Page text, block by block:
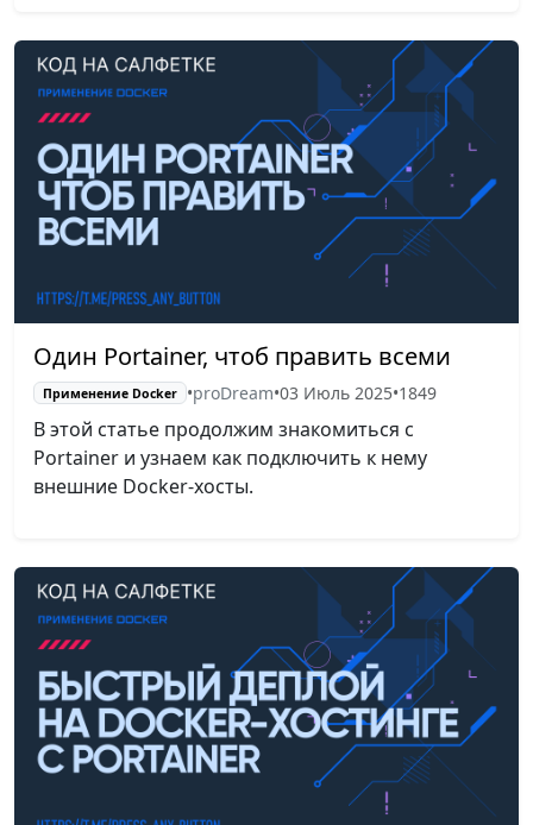
Один Portainer, чтоб править всеми
Применение Docker •proDream•03 Июль 2025•1849
В этой статье продолжим знакомиться с
Portainer и узнаем как подключить к нему
внешние Docker-хосты.